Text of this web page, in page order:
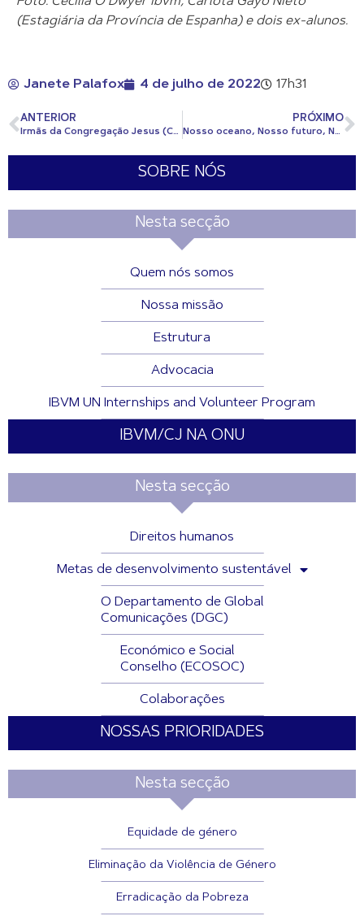
(Estagiária da Província de Espanha) e dois ex-alunos.
Janete Palafox 4 de julho de 2022 17h31
ANTERIOR
Irmãs da Congregação Jesus (CJ) ajudam refugiados da Ucrânia
PRÓXIMO
Nosso oceano, Nosso futuro, Nossa responsabilidade
SOBRE NÓS
Nesta secção
Quem nós somos
Nossa missão
Estrutura
Advocacia
IBVM UN Internships and Volunteer Program
IBVM/CJ NA ONU
Nesta secção
Direitos humanos
Metas de desenvolvimento sustentável
O Departamento de Global
Comunicações (DGC)
Económico e Social
Conselho (ECOSOC)
Colaborações
NOSSAS PRIORIDADES
Nesta secção
Equidade de género
Eliminação da Violência de Género
Erradicação da Pobreza